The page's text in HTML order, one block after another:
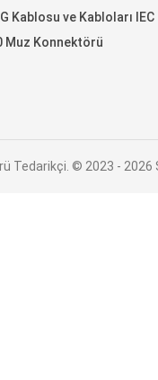
Kablosu ve Kabloları IEC
Muz Konnektörü
Tedarikçi. © 2023 -